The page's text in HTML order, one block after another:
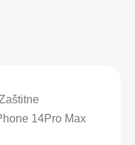
14Pro Max